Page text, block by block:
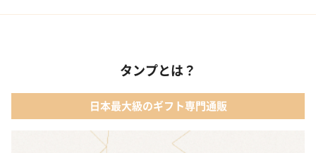
02 ファッション小物
04 メイクアップ
05 入浴剤・バスケア
03 【名入れギフト】フラワーティントリップ［日本限定ピンクゴ
ールドパッケージ］
タンプとは？
日本最大級のギフト専門通販